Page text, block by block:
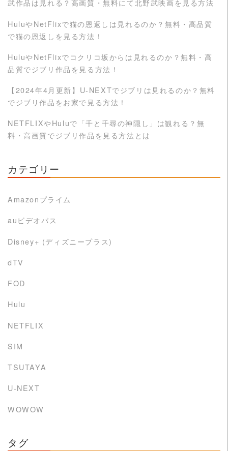
武作品は見れる？高画質・無料にて北野武映画を見る方法
HuluやNetFlixで猫の恩返しは見れるのか？無料・高品質
で猫の恩返しを見る方法！
HuluやNetFlixでコクリコ坂からは見れるのか？無料・高
品質でジブリ作品を見る方法！
【2024年4月更新】U-NEXTでジブリは見れるのか？無料
でジブリ作品をお家で見る方法！
NETFLIXやHuluで「千と千尋の神隠し」は観れる？無
料・高画質でジブリ作品を見る方法とは
カテゴリー
Amazonプライム
auビデオパス
Disney+ (ディズニープラス)
dTV
FOD
Hulu
NETFLIX
SIM
TSUTAYA
U-NEXT
WOWOW
タグ